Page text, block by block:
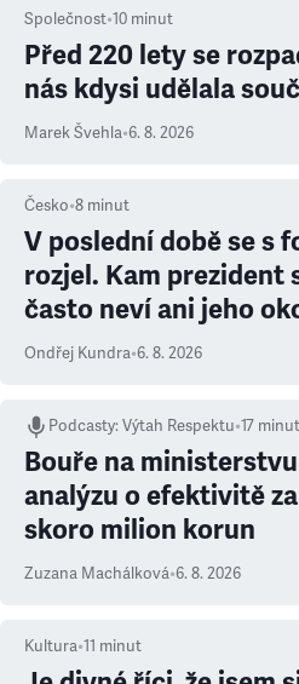
Společnost•10 minut
Před 220 lety se
nás kdysi udělala
Marek Švehla•6. 8. 2026
Česko•8 minut
V poslední době se s
rozjel. Kam prezident
často neví ani jeho
Ondřej Kundra•6. 8. 2026
Podcasty:Výtah Respektu•17 minut
Bouře na
analýzu o efektivitě
skoro milion korun
Zuzana Machálková•6. 8. 2026
Kultura•11 minut